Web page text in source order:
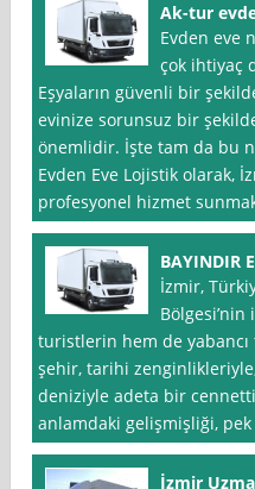
Ak-tur
Evden eve
çok ihtiyaç
Eşyaların güvenli bir
evinize sorunsuz bir
önemlidir. İşte tam da bu
Evden Eve Lojistik olarak,
profesyonel hizmet
BAYINDIR
İzmir,
turistlerin hem de
şehir, tarihi
deniziyle adeta bir
anlamdaki gelişmişliği,
İzmir